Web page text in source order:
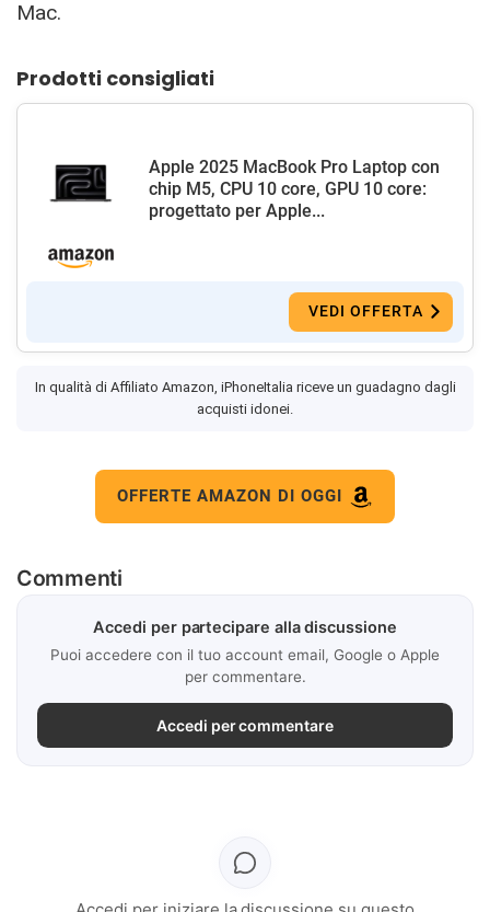
Mac.
Prodotti consigliati
Apple 2025 MacBook Pro Laptop con
chip M5, CPU 10 core, GPU 10 core:
progettato per Apple...
VEDI OFFERTA
In qualità di Affiliato Amazon, iPhoneItalia riceve un guadagno dagli
acquisti idonei.
OFFERTE AMAZON DI OGGI
Commenti
Accedi per partecipare alla discussione
Puoi accedere con il tuo account email, Google o Apple
per commentare.
Accedi per commentare